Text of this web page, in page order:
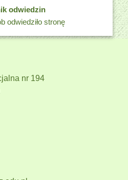
odwiedzin
odwiedziło stronę
nr 194